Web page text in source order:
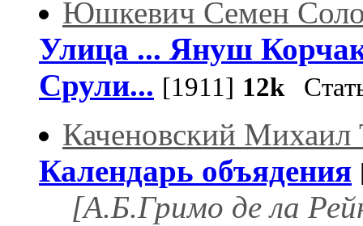
Юшкевич Семен
Улица ... Януш
Срули... [1911] 12k
Каченовский
Календарь объядения
[А.Б.Гримо де ла